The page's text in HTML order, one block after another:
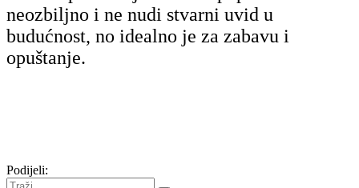
neozbiljno i ne nudi stvarni uvid u
budućnost, no idealno je za zabavu i
opuštanje.
Podijeli: